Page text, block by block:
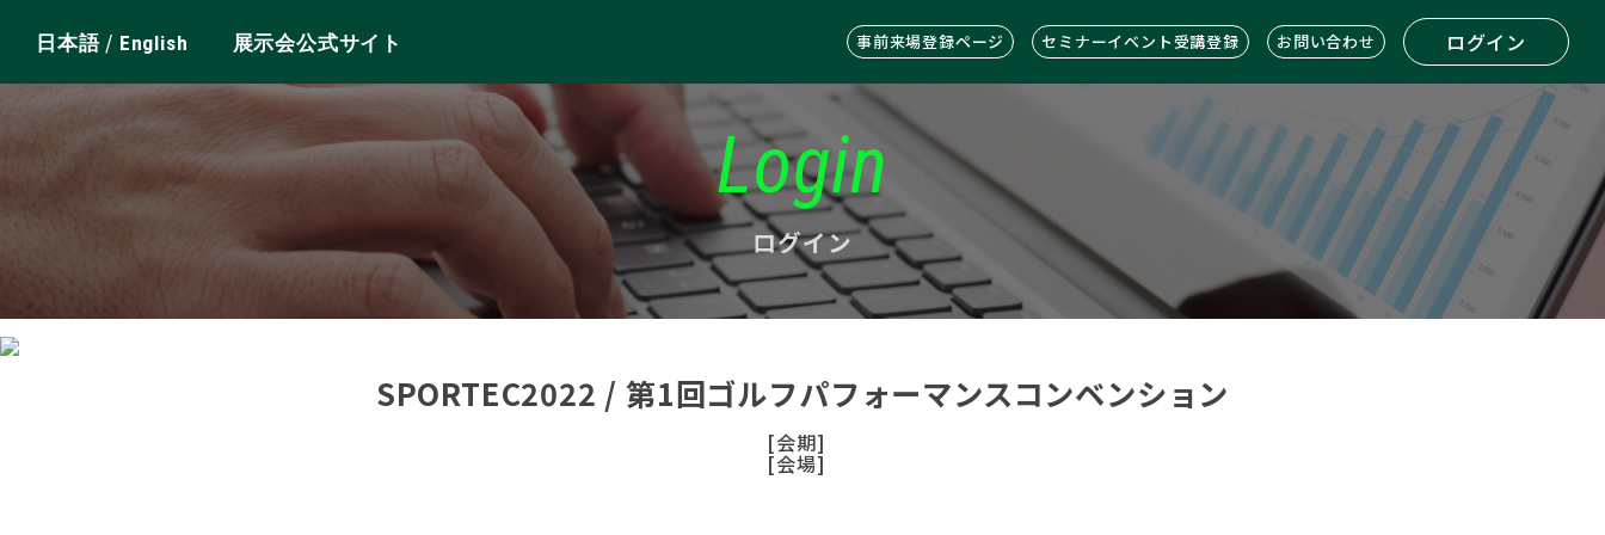
日本語/ English 展示会公式サイト 事前来場登録ページ セミナーイベント受講登録 お問い合わせ ログイン
Login
ログイン
SPORTEC2022 / 第1回ゴルフパフォーマンスコンベンション
[会期]
[会場]